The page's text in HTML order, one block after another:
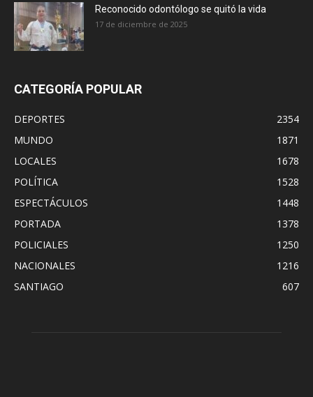
Reconocido odontólogo se quitó la vida
17 de diciembre de 2025
CATEGORÍA POPULAR
DEPORTES
2354
MUNDO
1871
LOCALES
1678
POLÍTICA
1528
ESPECTÁCULOS
1448
PORTADA
1378
POLICIALES
1250
NACIONALES
1216
SANTIAGO
607